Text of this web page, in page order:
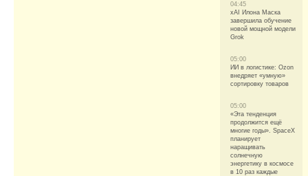
04:45
xAI Илона Маска
завершила обучение
новой мощной модели
Grok
05:00
ИИ в логистике: Ozon
внедряет «умную»
сортировку товаров
05:00
«Эта тенденция
продолжится ещё
многие годы». SpaceX
планирует
наращивать
солнечную
энергетику в космосе
в 10 раз каждые